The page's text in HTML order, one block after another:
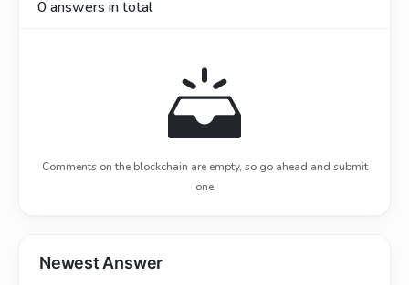
0answers in total
Comments on the blockchain are empty, so go ahead and submit
one
Newest Answer